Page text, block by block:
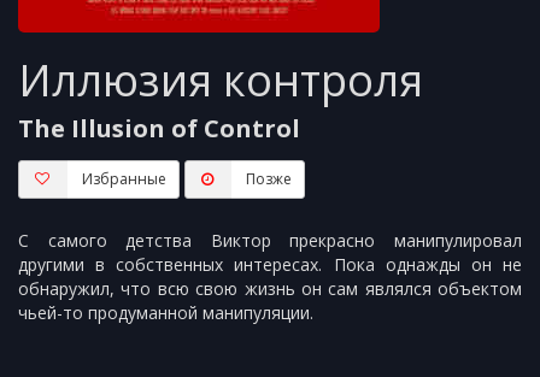
Иллюзия контроля
The Illusion of Control
Избранные Пoзжe
С самого детства Виктор прекрасно манипулировал
другими в собственных интересах. Пока однажды он не
обнаружил, что всю свою жизнь он сам являлся объектом
чьей-то продуманной манипуляции.